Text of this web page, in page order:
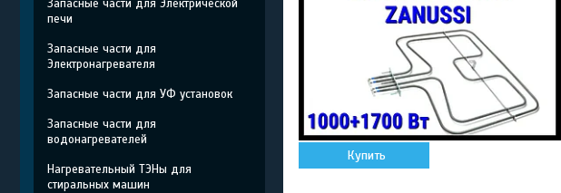
Купить
Запасные части для Электрической
печи
Запасные части для
Электронагревателя
Запасные части для УФ установок
Запасные части для
водонагревателей
Нагревательный ТЭНы для
стиральных машин